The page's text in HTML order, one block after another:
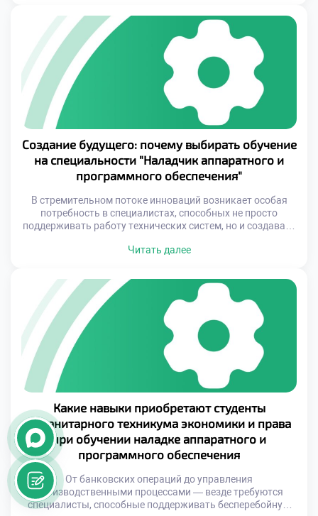
технологий напрямую зависит от профессионалов,
способных наладить их взаимодействие. Сегодня IT-сфера
переживает эпоху стремительных […]
Создание будущего: почему выбирать обучение
на специальности "Наладчик аппаратного и
программного обеспечения"
В стремительном потоке инноваций возникает особая
потребность в специалистах, способных не просто
поддерживать работу технических систем, но и создавать
Профессия наладчика аппаратного и программного
технической экспертизы и креативного подхода к
решению проблем. В мире, где каждое устройство
становится умнее, а каждый процесс автоматизируется,
роль […]
Читать далее
Какие навыки приобретают студенты
Гуманитарного техникума экономики и права
при обучении наладке аппаратного и
программного обеспечения
От банковских операций до управления
производственными процессами — везде требуются
специалисты, способные поддерживать бесперебойную